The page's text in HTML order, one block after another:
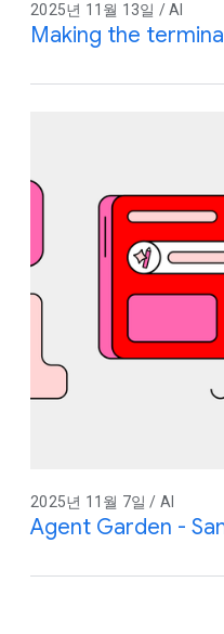
2025년 11월 13일 / AI
Making the
2025년 11월 7일 / AI
Agent Garden -